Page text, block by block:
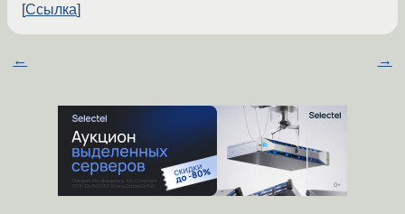
Ссылка
← →